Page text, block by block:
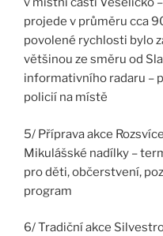
projede v průměru cca
povolené rychlosti bylo
většinou ze směru od
informativního radaru –
policií na místě
5/ Příprava akce
Mikulášské nadílky –
pro děti, občerstvení,
program
6/ Tradiční akce